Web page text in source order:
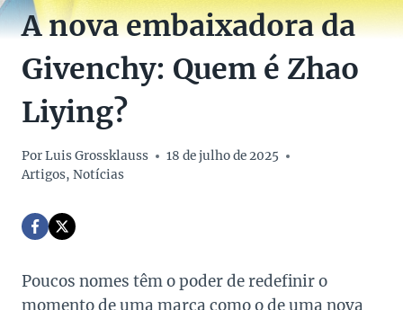
A nova embaixadora da
Givenchy: Quem é Zhao
Liying?
PorLuis Grossklauss
18 de julho de 2025
Artigos, Notícias
Poucos nomes têm o poder de redefinir o
momento de uma marca como o de uma nova